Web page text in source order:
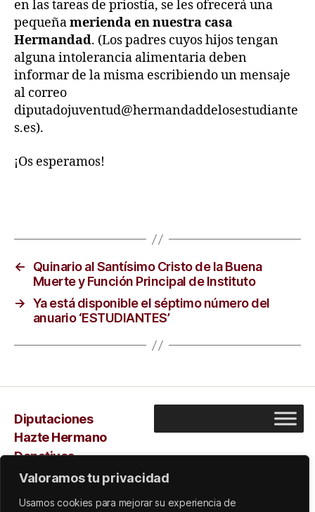
Valoramos tu privacidad
Usamos cookies para mejorar su experiencia de
en las tareas de priostía, se les ofrecerá una
pequeñamerienda en nuestra casa
Hermandad. (Los padres cuyos hijos tengan
alguna intolerancia alimentaria deben
informar de la misma escribiendo un mensaje
al correo
diputadojuventud@hermandaddelosestudiante
s.es).
¡Os esperamos!
←
Quinario al Santísimo Cristo de la Buena
Muerte y Función Principal de Instituto
→ Ya está disponible el séptimo número del
anuario ‘ESTUDIANTES’
Diputaciones
Hazte Hermano
Donativos
Capilla